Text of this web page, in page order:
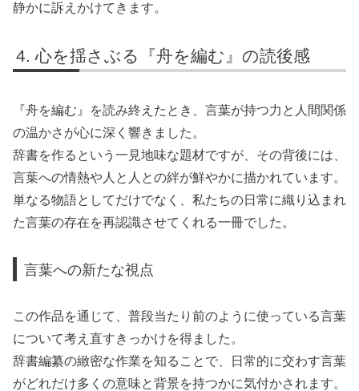
静かに訴えかけてきます。
心を揺さぶる『舟を編む』の読後感
『舟を編む』を読み終えたとき、言葉が持つ力と人間関係
の温かさが心に深く響きました。
辞書を作るという一見地味な題材ですが、その背後には、
言葉への情熱や人と人との絆が鮮やかに描かれています。
単なる物語としてだけでなく、私たちの日常に織り込まれ
た言葉の存在を再認識させてくれる一冊でした。
言葉への新たな視点
この作品を通じて、普段当たり前のように使っている言葉
について考え直すきっかけを得ました。
辞書編纂の緻密な作業を知ることで、日常的に交わす言葉
がどれだけ多くの意味と背景を持つかに気付かされます。